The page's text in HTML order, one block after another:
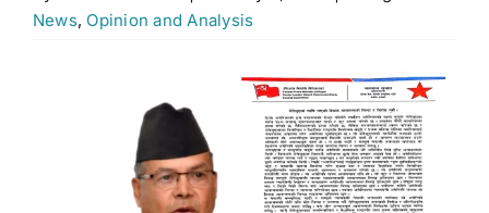
for:
News, Opinion and Analysis